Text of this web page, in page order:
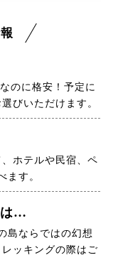
のに格安！予定に
びいただけます。
ホテルや民宿、ペ
ます。
は…
島ならではの幻想
ッキングの際はご